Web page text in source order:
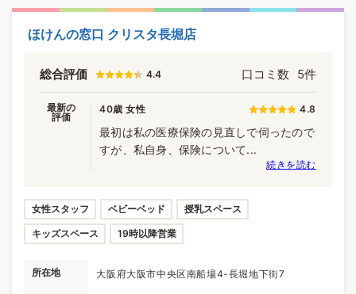
ほけんの窓口 クリスタ長堀店
総合評価 4.4 口コミ数 5件
最新の
評価
40歳 女性 4.8
最初は私の医療保険の見直しで伺ったので
すが、私自身、保険について...
続きを読む
女性スタッフ ベビーベッド 授乳スペース
キッズスペース 19時以降営業
所在地 大阪府大阪市中央区南船場4-長堀地下街7